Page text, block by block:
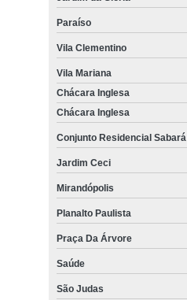
Paraíso
Vila Clementino
Vila Mariana
Chácara Inglesa
Chácara Inglesa
Conjunto Residencial Sabará
Jardim Ceci
Mirandópolis
Planalto Paulista
Praça Da Árvore
Saúde
São Judas